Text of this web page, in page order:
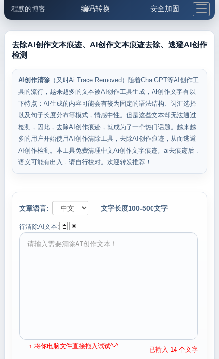
程默的博客 编码转换 安全加固
邮件工具 生活便民 更多工具
去除AI创作文本痕迹、AI创作文本痕迹去除、逃避AI创作
检测
AI创作清除（又叫Ai Trace Removed）随着ChatGPT等AI创作工
具的流行，越来越多的文本被AI创作工具生成，Ai创作文字有以
下特点：AI生成的内容可能会有较为固定的语法结构、词汇选择
以及句子长度分布等模式，情感中性。但是这些文本却无法通过
检测，因此，去除AI创作痕迹，就成为了一个热门话题。越来越
多的用户开始使用AI创作清除工具，去除AI创作痕迹，从而逃避
AI创作检测。本工具免费清理中文Ai创作文字痕迹。ai去痕迹后，
语义可能有出入，请自行校对。欢迎转发推荐！
文章语言: 文字长度100-500文字
待清除AI文本:
↑ 将你电脑文件直接拖入试试^-^ 已输入 14 个文字